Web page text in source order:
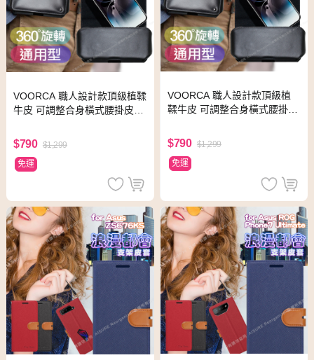
VOORCA 職人設計款頂級植鞣
牛皮 可調整合身橫式腰掛皮套f
$790 $1,299
免運
VOORCA 職人設計款頂級植
鞣牛皮 可調整合身橫式腰掛皮
蝠俠版
$790 $1,299
免運